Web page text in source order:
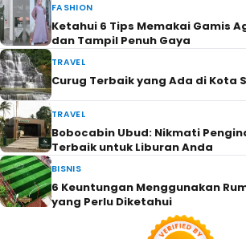
FASHION
Ketahui 6 Tips Memakai Gamis
dan Tampil Penuh Gaya
TRAVEL
Curug Terbaik yang Ada di Kota
TRAVEL
Bobocabin Ubud: Nikmati
Terbaik untuk Liburan Anda
BISNIS
6 Keuntungan Menggunakan
yang Perlu Diketahui